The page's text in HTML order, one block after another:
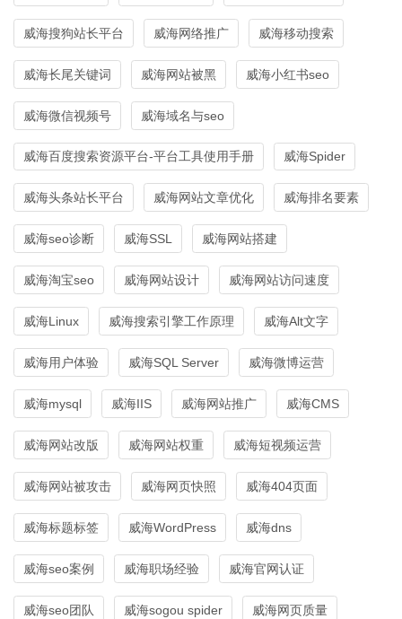
威海搜狗站长平台 威海网络推广 威海移动搜索
威海长尾关键词 威海网站被黑 威海小红书seo
威海微信视频号 威海域名与seo
威海百度搜索资源平台-平台工具使用手册 威海Spider
威海头条站长平台 威海网站文章优化 威海排名要素
威海seo诊断 威海SSL 威海网站搭建
威海淘宝seo 威海网站设计 威海网站访问速度
威海Linux 威海搜索引擎工作原理 威海Alt文字
威海用户体验 威海SQL Server 威海微博运营
威海mysql 威海IIS 威海网站推广 威海CMS
威海网站改版 威海网站权重 威海短视频运营
威海网站被攻击 威海网页快照 威海404页面
威海标题标签 威海WordPress 威海dns
威海seo案例 威海职场经验 威海官网认证
威海seo团队 威海sogou spider 威海网页质量